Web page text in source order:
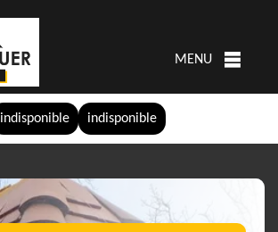
indisponible indisponible
MENU